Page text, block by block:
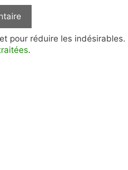
pour réduire les indésirables.
.